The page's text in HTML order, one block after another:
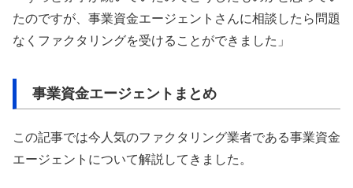
たのですが、事業資金エージェントさんに相談したら問題
なくファクタリングを受けることができました」
事業資金エージェントまとめ
この記事では今人気のファクタリング業者である事業資金
エージェントについて解説してきました。